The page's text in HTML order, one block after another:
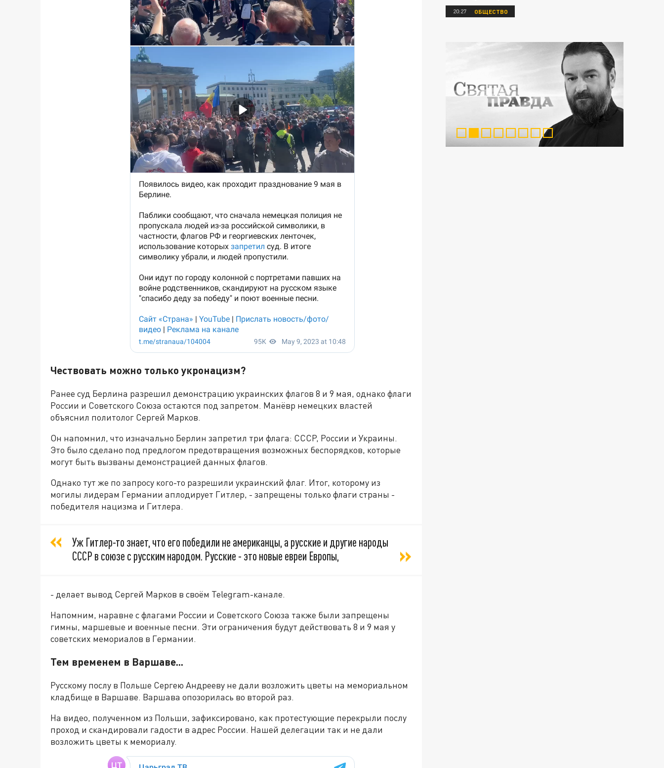
Чествовать можно только укронацизм?
Ранее суд Берлина разрешил демонстрацию украинских флагов 8 и 9 мая, однако флаги
России и Советского Союза остаются под запретом. Манёвр немецких властей
объяснил политолог Сергей Марков.
Он напомнил, что изначально Берлин запретил три флага: СССР, России и Украины.
Это было сделано под предлогом предотвращения возможных беспорядков, которые
могут быть вызваны демонстрацией данных флагов.
Однако тут же по запросу кого-то разрешили украинский флаг. Итог, которому из
могилы лидерам Германии аплодирует Гитлер, - запрещены только флаги страны -
победителя нацизма и Гитлера.
Уж Гитлер-то знает, что его победили не американцы, а русские и другие народы
СССР в союзе с русским народом. Русские - это новые евреи Европы,
- делает вывод Сергей Марков в своём Telegram-канале.
Напомним, наравне с флагами России и Советского Союза также были запрещены
гимны, маршевые и военные песни. Эти ограничения будут действовать 8 и 9 мая у
советских мемориалов в Германии.
Тем временем в Варшаве...
Русскому послу в Польше Сергею Андрееву не дали возложить цветы на мемориальном
кладбище в Варшаве. Варшава опозорилась во второй раз.
На видео, полученном из Польши, зафиксировано, как протестующие перекрыли послу
проход и скандировали гадости в адрес России. Нашей делегации так и не дали
возложить цветы к мемориалу.
20:27 ОБЩЕСТВО